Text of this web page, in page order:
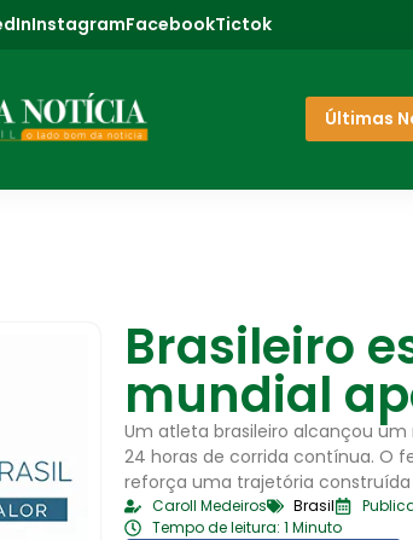
InstagramFacebookTictok
Últimas
Brasileiro
mundial
Um atleta brasileiro alcançou
24 horas de corrida contínua. O
reforça uma trajetória
Caroll Medeiros Brasil
Tempo de leitura: 1 Minuto